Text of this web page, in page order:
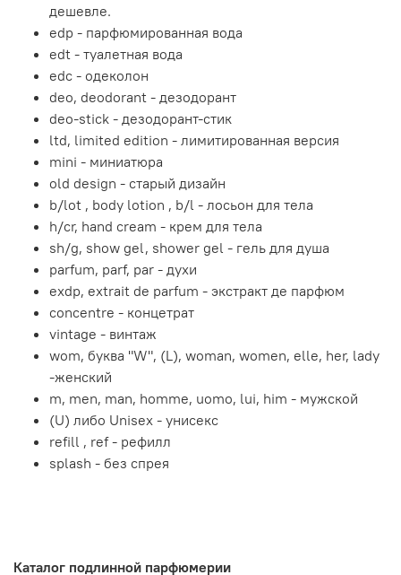
дешевле.
edp - парфюмированная вода
edt - туалетная вода
edc - одеколон
deo, deodorant - дезодорант
deo-stick - дезодорант-стик
ltd, limited edition - лимитированная версия
mini - миниатюра
old design - старый дизайн
b/lot , body lotion , b/l - лосьон для тела
h/cr, hand cream - крем для тела
sh/g, show gel, shower gel - гель для душа
parfum, parf, par - духи
exdp, extrait de parfum - экстракт де парфюм
concentre - концетрат
vintage - винтаж
wom, буква "W", (L), woman, women, elle, her, lady
-женский
m, men, man, homme, uomo, lui, him - мужской
(U) либо Unisex - унисекс
refill , ref - рефилл
splash - без спрея
Каталог подлинной парфюмерии